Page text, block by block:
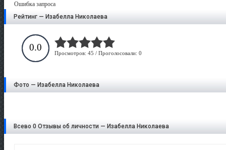
Ошибка запроса
Рейтинг — Изабелла Николаева
0.0
Просмотров: 45 / Проголосовали: 0
Фото — Изабелла Николаева
Всево 0 Отзывы об личности — Изабелла Николаева